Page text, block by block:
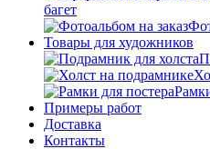
багет
Товары для художников
Примеры работ
Доставка
Контакты